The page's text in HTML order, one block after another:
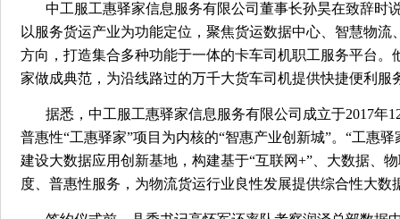
中工服工惠驿家信息服务有限公司董事长孙昊在致辞时
以服务货运产业为功能定位，聚焦货运数据中心、智慧物
方向，打造集合多种功能于一体的卡车司机职工服务平台
家做成典范，为沿线路过的万千大货车司机提供快捷便利
据悉，中工服工惠驿家信息服务有限公司成立于2017
普惠性“工惠驿家”项目为内核的“智惠产业创新城”。“工惠
建设大数据应用创新基地，构建基于“互联网+”、大数据、
度、普惠性服务，为物流货运行业良性发展提供综合性大数